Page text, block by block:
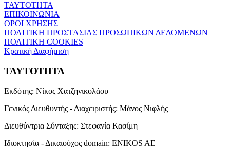
ΤΑΥΤΟΤΗΤΑ
ΕΠΙΚΟΙΝΩΝΙΑ
ΟΡΟΙ ΧΡΗΣΗΣ
ΠΟΛΙΤΙΚΗ ΠΡΟΣΤΑΣΙΑΣ ΠΡΟΣΩΠΙΚΩΝ ΔΕΔΟΜΕΝΩΝ
ΠΟΛΙΤΙΚΗ COOKIES
Κρατική Διαφήμιση
ΤΑΥΤΟΤΗΤΑ
Εκδότης: Νίκος Χατζηνικολάου
Γενικός Διευθυντής - Διαχειριστής: Μάνος Νιφλής
Διευθύντρια Σύνταξης: Στεφανία Κασίμη
Ιδιοκτησία - Δικαιούχος domain: ENIKOS AE